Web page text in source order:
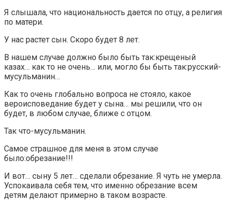
Я слышала, что национальность дается по отцу, а религия
по матери.
У нас растет сын. Скоро будет 8 лет.
В нашем случае должно было быть так:крещеный
казах… как то не очень… или, могло бы быть так:русский-
мусульманин…
Как то очень глобально вопроса не стояло, какое
вероисповедание будет у сына… мы решили, что он
будет, в любом случае, ближе с отцом.
Так что-мусульманин.
Самое страшное для меня в этом случае
было:обрезание!!!
И вот… сыну 5 лет… сделали обрезание. Я чуть не умерла.
Успокаивала себя тем, что именно обрезание всем
детям делают примерно в таком возрасте.